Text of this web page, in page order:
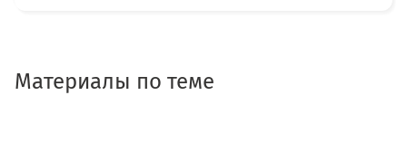
Материалы по теме